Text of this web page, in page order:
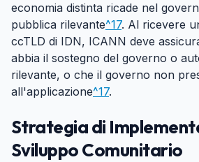
economia distinta ricade nel
pubblica rilevante^17. Al ricevere
ccTLD di IDN, ICANN deve
abbia il sostegno del governo o
rilevante, o che il governo non
all'applicazione^17.
Strategia di
Sviluppo Comunitario